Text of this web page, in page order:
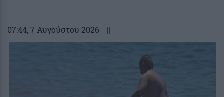
07:44, 7 Αυγούστου 2026 ||